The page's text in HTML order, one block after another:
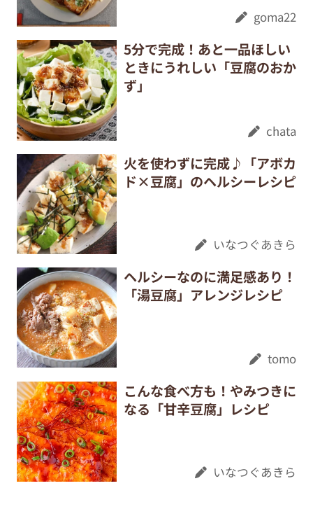
goma22
5分で完成！あと一品ほしい
ときにうれしい「豆腐のおか
ず」
chata
火を使わずに完成♪「アボカ
ド×豆腐」のヘルシーレシピ
いなつぐあきら
ヘルシーなのに満足感あり！
「湯豆腐」アレンジレシピ
tomo
こんな食べ方も！やみつきに
なる「甘辛豆腐」レシピ
いなつぐあきら